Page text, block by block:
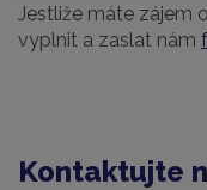
Jestliže máte zájem
vyplnit a zaslat nám
Kontaktujte